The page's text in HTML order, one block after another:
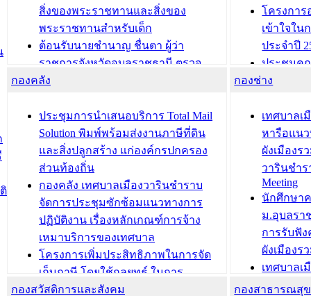
สิ่งของพระราชทานและสิ่งของ
พระราชทานสำหรับเด็ก
ต้อนรับนายชำนาญ ชื่นตา ผู้ว่า
ราชการจังหวัดอุบลราชธานี ตรวจ
ความเรียบร้อยของสถานที่ในการเตรี
องคมนตรี
สำนักทะเบียนท้องถิ่นเทศบาลเมือง
วารินชำราบ ดำเนินการมอบทะเบียน
บ้าน ทร.14 และบัตรประจำตัว
ประชาชนบุคคลประเภท 8 แก่บุคคลที่
ได้รับการเพิ่มชื่อในทะเบียนบ้าน
(ท.ร.14) กรณีคนไม่มีสัญชาติไทยได้รับ
อนุญาตให้มีถิ่นที่อยู่
ประชุมคณะกรรมการประเมินผลการ
ควบคุมภายในของ สำนัก/กอง/
โรงเรียน/ศูนย์พัฒนาเด็กเล็ก/สถานธนา
โครงกา
เข้าใจใน
ประจำปี
ประชุมค
ความเสี่ย
ประชุมที
ชีวา สร้า
ขับเคลื่อน
“เมืองแห่
บทความ อื่นๆ ...
กองคลัง
ประชุมการนำเสนอบริการ Total Mail
Solution พิมพ์พร้อมส่งงานภาษีที่ดิน
และสิ่งปลูกสร้าง แก่องค์กรปกครอง
ส่วนท้องถิ่น
กองคลัง เทศบาลเมืองวารินชำราบ
จัดการประชุมซักซ้อมแนวทางการ
ปฏิบัติงาน เรื่องหลักเกณฑ์การจ้าง
เหมาบริการของเทศบาล
โครงการเพิ่มประสิทธิภาพในการจัด
เก็บภาษี โดยใช้กลยุทธ์ ในการ
พัฒนาการจัดเก็บรายได้ ประจำปี พ.ศ.
กองช่าง
เทศบาลเ
หารือแน
ผังเมืองร
วารินชำร
Meeting
นักศึกษา
ม.อุบลรา
การรับฟั
ผังเมืองร
เทศบาลเ
โครงการ
กองสวัสดิการและสังคม กองสาธารณสุ